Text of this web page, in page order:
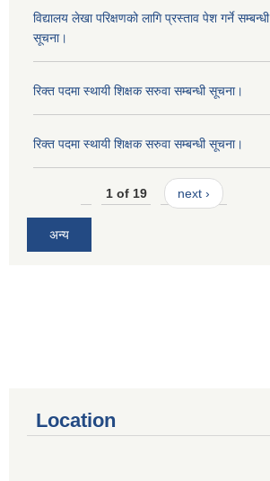
विद्यालय लेखा परिक्षणको लागि प्रस्ताव पेश गर्ने सम्बन्धी
सूचना।
रिक्त पदमा स्थायी शिक्षक सरुवा सम्बन्धी सूचना।
रिक्त पदमा स्थायी शिक्षक सरुवा सम्बन्धी सूचना।
1 of 19 next ›
अन्य
Location